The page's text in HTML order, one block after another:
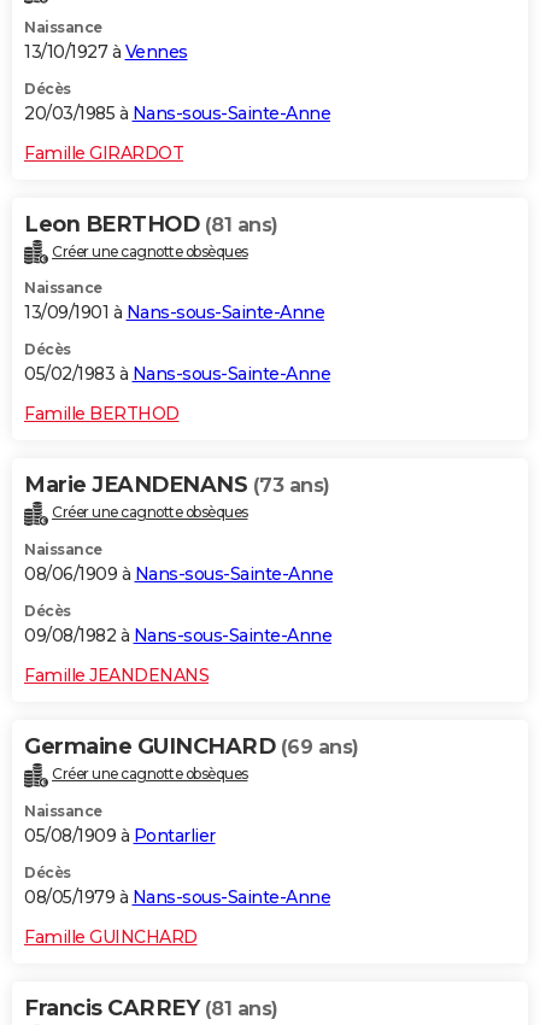
Naissance
13/10/1927 à Vennes
Décès
20/03/1985 à Nans-sous-Sainte-Anne
Famille GIRARDOT
Leon BERTHOD (81 ans)
Créer une cagnotte obsèques
Naissance
13/09/1901 à Nans-sous-Sainte-Anne
Décès
05/02/1983 à Nans-sous-Sainte-Anne
Famille BERTHOD
Marie JEANDENANS (73 ans)
Créer une cagnotte obsèques
Naissance
08/06/1909 à Nans-sous-Sainte-Anne
Décès
09/08/1982 à Nans-sous-Sainte-Anne
Famille JEANDENANS
Germaine GUINCHARD (69 ans)
Créer une cagnotte obsèques
Naissance
05/08/1909 à Pontarlier
Décès
08/05/1979 à Nans-sous-Sainte-Anne
Famille GUINCHARD
Francis CARREY (81 ans)